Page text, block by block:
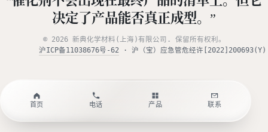
决定了产品能否真正成型。”
© 2026 新典化学材料(上海)有限公司. 保留所有权利。
沪ICP备11038676号-62· 沪（宝）应急管危经许[2022]200693(Y)
首页 电话 产品 联系